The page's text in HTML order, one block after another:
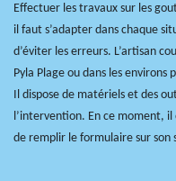
Effectuer les travaux sur les
il faut s’adapter dans chaque
d’éviter les erreurs. L’artisan
Pyla Plage ou dans les
Il dispose de matériels et des
l’intervention. En ce moment,
de remplir le formulaire sur